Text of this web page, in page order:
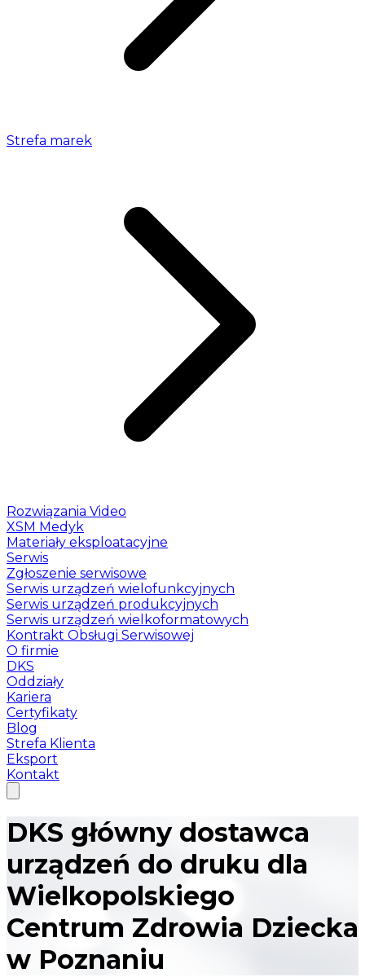
Strefa marek
Rozwiązania Video
XSM Medyk
Materiały eksploatacyjne
Serwis
Zgłoszenie serwisowe
Serwis urządzeń wielofunkcyjnych
Serwis urządzeń produkcyjnych
Serwis urządzeń wielkoformatowych
Kontrakt Obsługi Serwisowej
O firmie
DKS
Oddziały
Kariera
Certyfikaty
Blog
Strefa Klienta
Eksport
Kontakt
DKS główny dostawca
urządzeń do druku dla
Wielkopolskiego
Centrum Zdrowia Dziecka
w Poznaniu